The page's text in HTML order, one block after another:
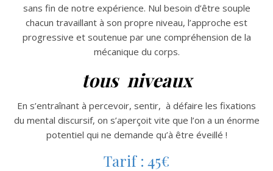
sans fin de notre expérience. Nul besoin d’être souple
chacun travaillant à son propre niveau, l’approche est
progressive et soutenue par une compréhension de la
mécanique du corps.
tous niveaux
En s’entraînant à percevoir, sentir, à défaire les fixations
du mental discursif, on s’aperçoit vite que l’on a un énorme
potentiel qui ne demande qu’à être éveillé !
Tarif : 45€